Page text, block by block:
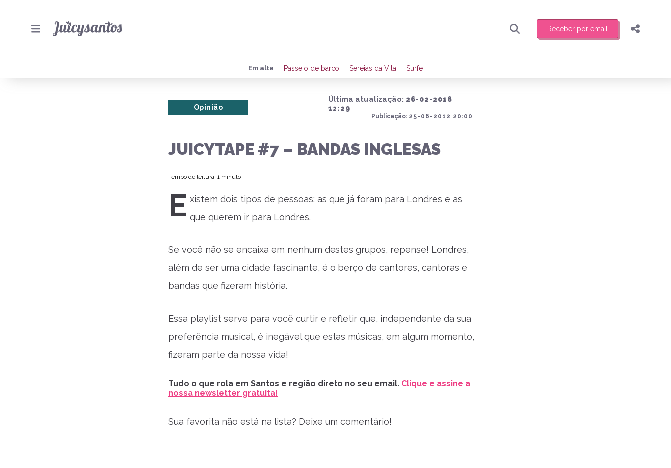
Receber por email
Preencha seus dados para receber toda sexta-feira de manhã o resumo
de eventos e notícias da região.
Compartilhar
Em alta Passeio de barco Sereias da Vila Surfe
Última atualização: 26-02-2018
12:29
Publicação: 25-06-2012 20:00
Opinião
JUICYTAPE #7 – BANDAS INGLESAS
Tempo de leitura: 1 minuto
E xistem dois tipos de pessoas: as que já foram para Londres e as
que querem ir para Londres.
Se você não se encaixa em nenhum destes grupos, repense! Londres,
além de ser uma cidade fascinante, é o berço de cantores, cantoras e
bandas que fizeram história.
Essa playlist serve para você curtir e refletir que, independente da sua
preferência musical, é inegável que estas músicas, em algum momento,
fizeram parte da nossa vida!
Tudo o que rola em Santos e região direto no seu email. Clique e assine a
nossa newsletter gratuita!
Sua favorita não está na lista? Deixe um comentário!